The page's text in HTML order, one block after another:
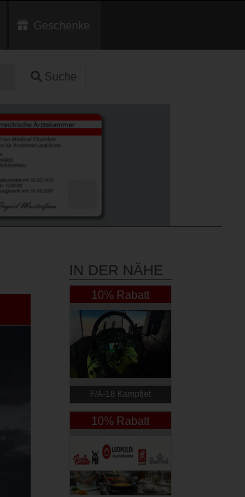
Geschenke
Suche
IN DER NÄHE
10% Rabatt
F/A-18 Kampfjet
Simulator Wien
10% Rabatt